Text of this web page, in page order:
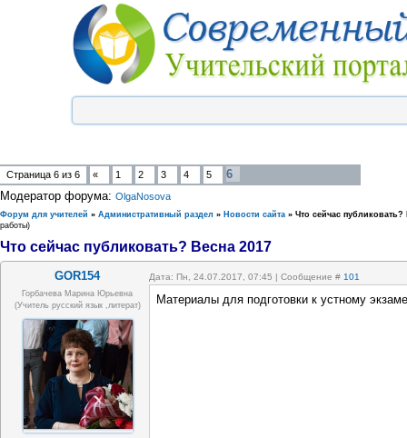
Страница 6 из 6 « 1 2 3 4 5
6
Модератор форума: OlgaNosova
Форум для учителей » Административный раздел » Новости сайта » Что сейчас публиковать?
работы)
Что сейчас публиковать? Весна 2017
GOR154 Дата: Пн, 24.07.2017, 07:45 | Сообщение # 101
Горбачева Марина Юрьевна
(учитель русский язык ,литерат)
Материалы для подготовки к устному